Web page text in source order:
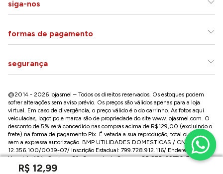
R$ 12,99
siga-nos
formas de pagamento
segurança
@2014 - 2026 lojasmel – Todos os direitos reservados. Os estoques podem
sofrer alterações sem aviso prévio. Os preços são válidos apenas para a loja
virtual. Em caso de divergência, o preço válido é o do carrinho. As fotos aqui
veiculadas, logotipo e marca são de propriedade do site www.lojasmel.com. O
desconto de 5% será concedido nas compras acima de R$129,00 (excluindo o
frete) na forma de pagamento Pix. É vetada a sua reprodução, total ou parcial,
sem a expressa autorização. BMP UTILIDADES DOMESTICAS / CNPJ:
12.356.100/0039-07/ Inscrição Estadual: 799.728.912.116/ Endereço: R José
Versolato,101 , Centro – São Bernardo do Campo - SP CEP: 09750-730
Conheça nossa loja na Paulista / SP: